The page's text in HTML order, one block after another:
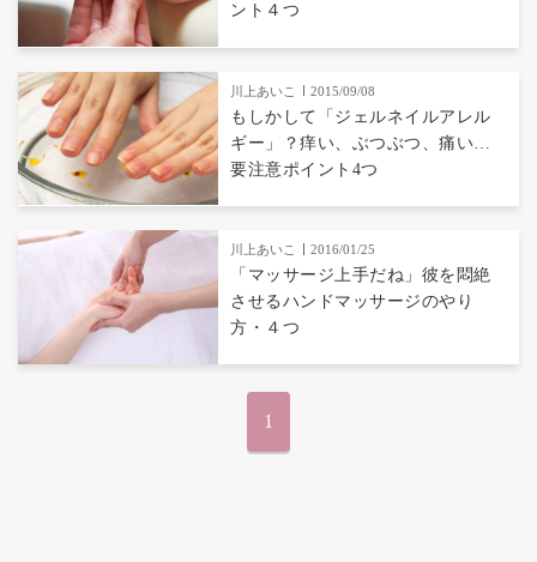
ント４つ
川上あいこ 2015/09/08
もしかして「ジェルネイルアレル
ギー」？痒い、ぶつぶつ、痛い…
要注意ポイント4つ
川上あいこ 2016/01/25
「マッサージ上手だね」彼を悶絶
させるハンドマッサージのやり
方・４つ
1